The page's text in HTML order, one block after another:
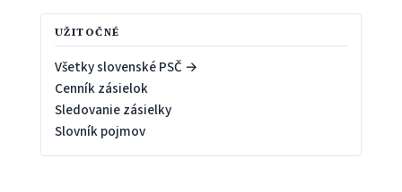
UŽITOČNÉ
Všetky slovenské PSČ →
Cenník zásielok
Sledovanie zásielky
Slovník pojmov